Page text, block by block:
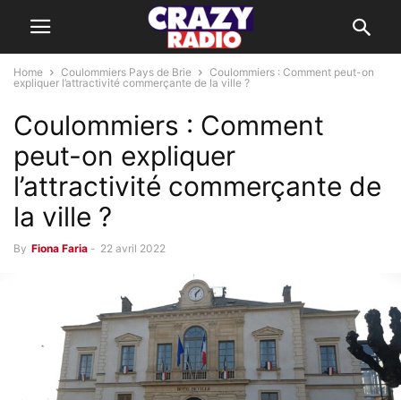
Home Coulommiers Pays de Brie
Coulommiers : Comment peut-on
expliquer l’attractivité commerçante de la ville ?
Coulommiers : Comment
peut-on expliquer
l’attractivité commerçante de
la ville ?
By Fiona Faria - 22 avril 2022